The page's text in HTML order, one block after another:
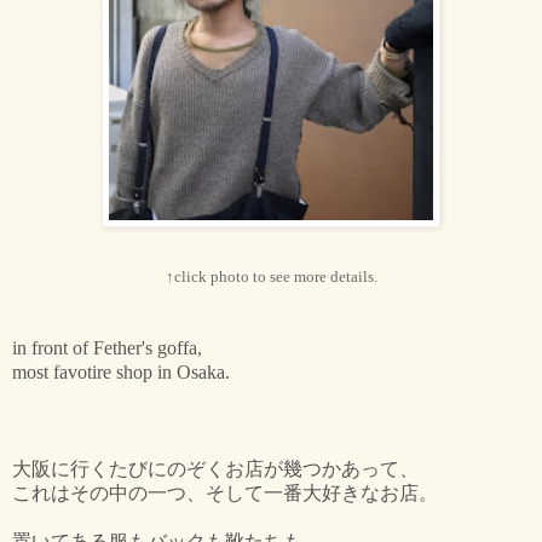
↑click photo to see more details.
in front of Fether's goffa,
most favotire shop in Osaka.
大阪に行くたびにのぞくお店が幾つかあって、
これはその中の一つ、そして一番大好きなお店。